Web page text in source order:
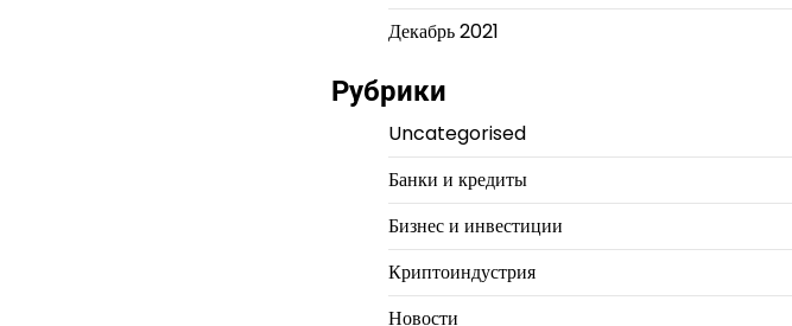
Декабрь 2021
Рубрики
Uncategorised
Банки и кредиты
Бизнес и инвестиции
Криптоиндустрия
Новости